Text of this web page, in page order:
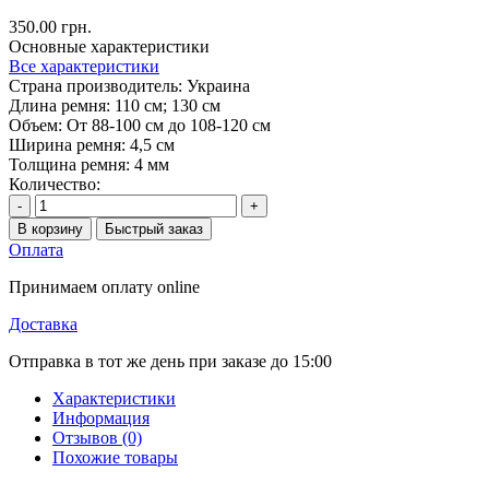
350.00 грн.
Основные характеристики
Все характеристики
Страна производитель: Украина
Длина ремня: 110 см; 130 см
Объем: От 88-100 см до 108-120 см
Ширина ремня: 4,5 см
Толщина ремня: 4 мм
Количество:
-
+
В корзину
Быстрый заказ
Оплата
Принимаем оплату online
Доставка
Отправка в тот же день при заказе до 15:00
Характеристики
Информация
Отзывов (0)
Похожие товары